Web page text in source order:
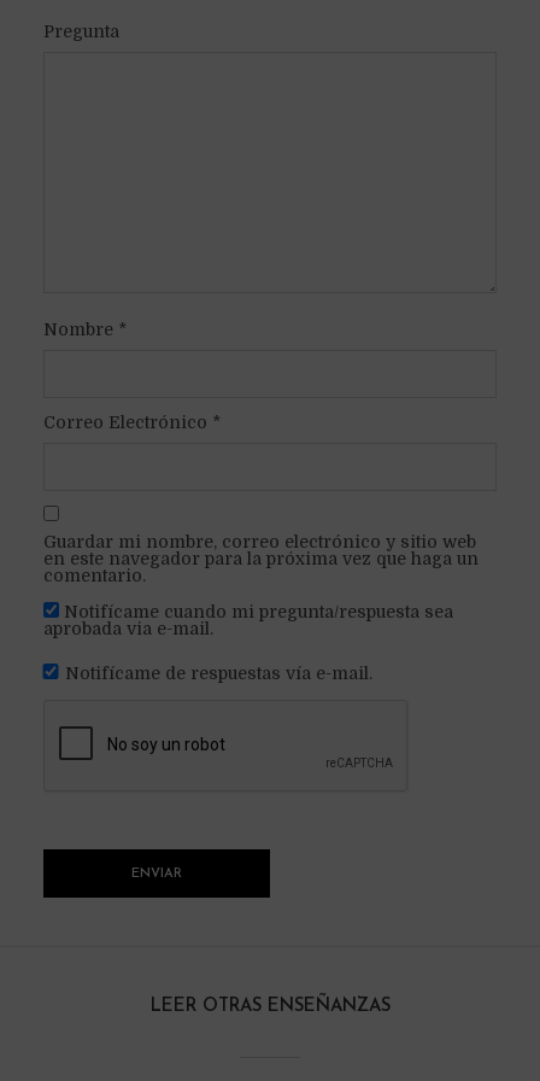
Pregunta
Nombre*
Correo Electrónico *
Guardar mi nombre, correo electrónico y sitio web
en este navegador para la próxima vez que haga un
comentario.
Notifícame cuando mi pregunta/respuesta sea
aprobada via e-mail.
Notifícame de respuestas vía e-mail.
LEER OTRAS ENSEÑANZAS